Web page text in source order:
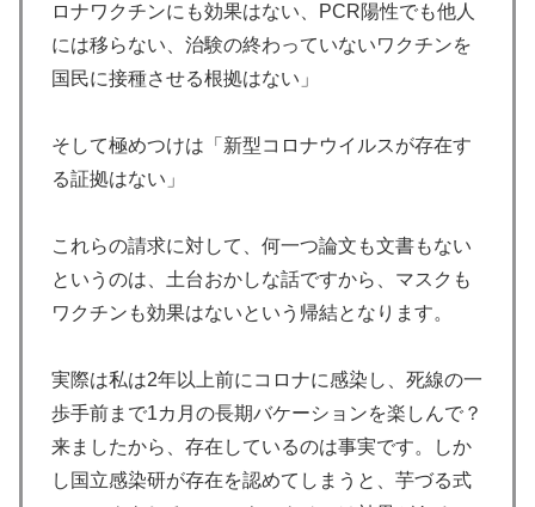
ロナワクチンにも効果はない、PCR陽性でも他人
には移らない、治験の終わっていないワクチンを
国民に接種させる根拠はない」
そして極めつけは「新型コロナウイルスが存在す
る証拠はない」
これらの請求に対して、何一つ論文も文書もない
というのは、土台おかしな話ですから、マスクも
ワクチンも効果はないという帰結となります。
実際は私は2年以上前にコロナに感染し、死線の一
歩手前まで1カ月の長期バケーションを楽しんで？
来ましたから、存在しているのは事実です。しか
し国立感染研が存在を認めてしまうと、芋づる式